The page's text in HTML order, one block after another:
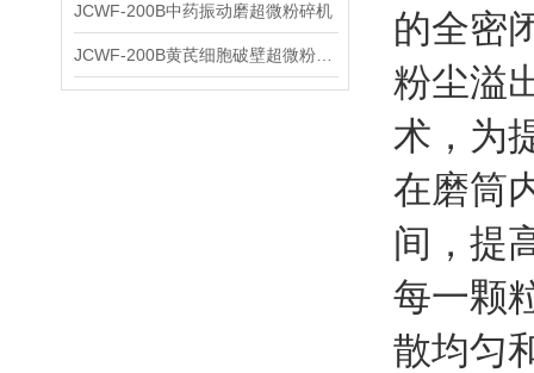
JCWF-200B中药振动磨超微粉碎机
的全密
粉尘溢
术，为
在磨筒
间，提
每一颗
散均匀